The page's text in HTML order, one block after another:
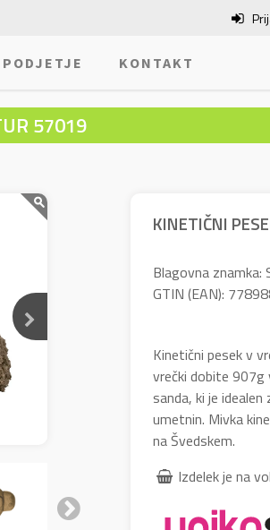
PODJETJE KONTAKT
57019
KINETIČNI
Blagovna znamka:
GTIN (EAN):
Kinetični pesek v
vrečki dobite 907g
sanda, ki je
umetnin. Mivka
na Švedskem.
Izdelek je na